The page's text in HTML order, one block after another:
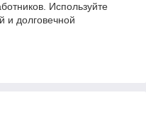
Используйте
и долговечной